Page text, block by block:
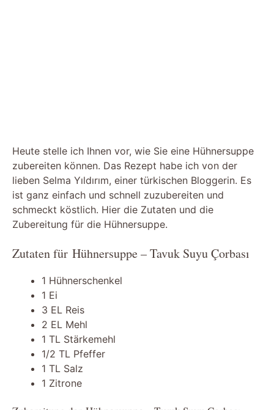
Heute stelle ich Ihnen vor, wie Sie eine Hühnersuppe
zubereiten können. Das Rezept habe ich von der
lieben Selma Yıldırım, einer türkischen Bloggerin. Es
ist ganz einfach und schnell zuzubereiten und
schmeckt köstlich. Hier die Zutaten und die
Zubereitung für die Hühnersuppe.
Zutaten für Hühnersuppe – Tavuk Suyu Çorbası
1 Hühnerschenkel
1 Ei
3 EL Reis
2 EL Mehl
1 TL Stärkemehl
1/2 TL Pfeffer
1 TL Salz
1 Zitrone